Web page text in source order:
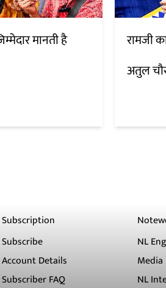
मानती है
रामजी
अतुल
Subscription
Subscribe
Account Details
Subscriber FAQ
NL
Media
NL